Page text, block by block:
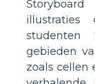
studenten
gebieden
zoals cellen